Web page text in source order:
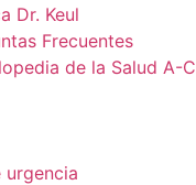
Dr. Keul
Frecuentes
de la Salud A-C
urgencia